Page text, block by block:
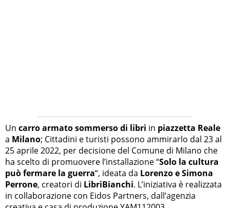
Un carro armato sommerso di libri in piazzetta Reale
a Milano; Cittadini e turisti possono ammirarlo dal 23 al
25 aprile 2022, per decisione del Comune di Milano che
ha scelto di promuovere l’installazione “Solo la cultura
può fermare la guerra“, ideata da Lorenzo e Simona
Perrone, creatori di LibriBianchi. L’iniziativa è realizzata
in collaborazione con Eidos Partners, dall’agenzia